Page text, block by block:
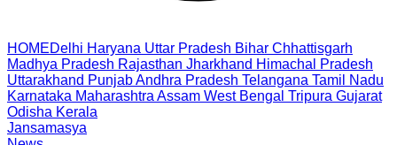
HOMEDelhi Haryana Uttar Pradesh Bihar Chhattisgarh
Madhya Pradesh Rajasthan Jharkhand Himachal Pradesh
Uttarakhand PunjabAndhra Pradesh Telangana Tamil Nadu
Karnataka Maharashtra Assam West Bengal Tripura Gujarat
Odisha Kerala
Jansamasya